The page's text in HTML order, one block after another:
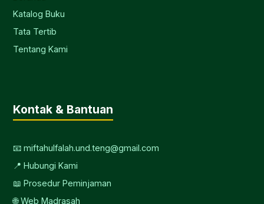
Katalog Buku
Tata Tertib
Tentang Kami
Kontak & Bantuan
📧 miftahulfalah.und.teng@gmail.com
📍 Hubungi Kami
📖 Prosedur Peminjaman
🌐 Web Madrasah